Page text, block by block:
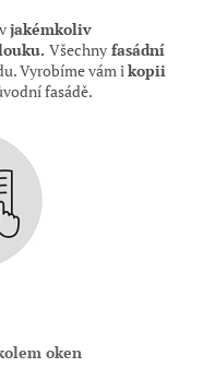
jakémkoliv
Všechny fasádní
Vyrobíme vám ikopii
fasádě.
oken